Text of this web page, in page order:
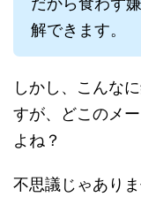
解できます。
しかし、こんな
すが、どこのメ
よね？
不思議じゃあり